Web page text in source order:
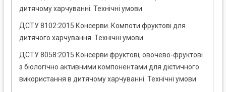
дитячому харчуванні. Технічні умови
ДСТУ 8102:2015 Консерви. Компоти фруктові для
дитячого харчування. Технічні умови
ДСТУ 8058:2015 Консерви фруктові, овочево-фруктові
з біологічно активними компонентами для дієтичного
використання в дитячому харчуванні. Технічні умови